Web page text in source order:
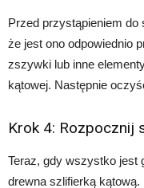
Przed przystąpieniem do
że jest ono odpowiednio
zszywki lub inne
kątowej. Następnie
Krok 4: Rozpocznij
Teraz, gdy wszystko jest
drewna szlifierką